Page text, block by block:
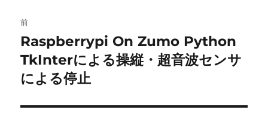
稿
ナ
ビ
ゲ
前
前
の
投
Raspberrypi On Zumo Python
TkInterによる操縦・超音波センサ
による停止